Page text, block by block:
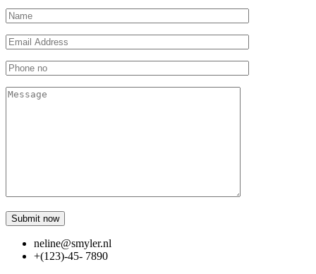
neline@smyler.nl
+(123)-45- 7890